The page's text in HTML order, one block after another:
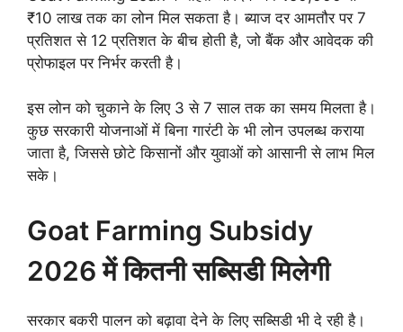
₹10 लाख तक का लोन मिल सकता है। ब्याज दर आमतौर पर 7
प्रतिशत से 12 प्रतिशत के बीच होती है, जो बैंक और आवेदक की
प्रोफाइल पर निर्भर करती है।
इस लोन को चुकाने के लिए 3 से 7 साल तक का समय मिलता है।
कुछ सरकारी योजनाओं में बिना गारंटी के भी लोन उपलब्ध कराया
जाता है, जिससे छोटे किसानों और युवाओं को आसानी से लाभ मिल
सके।
Goat Farming Subsidy
2026 में कितनी सब्सिडी मिलेगी
सरकार बकरी पालन को बढ़ावा देने के लिए सब्सिडी भी दे रही है।